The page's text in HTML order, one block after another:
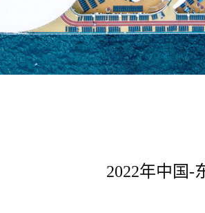
2022年中国-